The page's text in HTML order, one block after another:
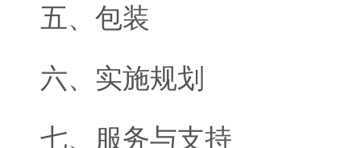
五、包装
六、实施规划
七、服务与支持